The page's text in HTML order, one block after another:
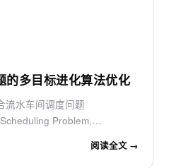
的多目标进化算法优化
流水车间调度问题
Problem,
杂度会呈指数级增长——不仅
阅读全文 →